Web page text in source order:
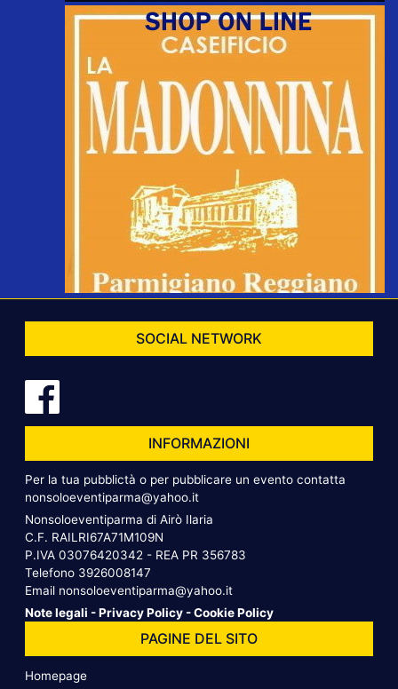
SOCIAL NETWORK
INFORMAZIONI
Per la tua pubblictà o per pubblicare un evento contatta
nonsoloeventiparma@yahoo.it
Nonsoloeventiparma di Airò Ilaria
C.F. RAILRI67A71M109N
P.IVA 03076420342 - REA PR 356783
Telefono 3926008147
Email nonsoloeventiparma@yahoo.it
Note legali -Privacy Policy -Cookie Policy
PAGINE DEL SITO
Homepage